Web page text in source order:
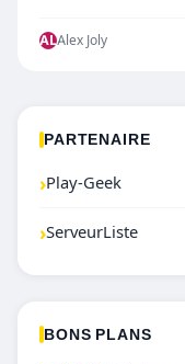
ALAlex Joly
PARTENAIRE
›Play-Geek
›ServeurListe
BONS PLANS